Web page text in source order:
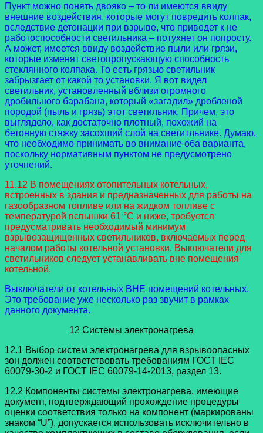
Пункт можно понять двояко – то ли имеются ввиду
внешние воздействия, которые могут повредить колпак,
вследствие детонации при взрыве, что приведет к не
работоспособности светильника – потухнет он попросту.
А может, имеется ввиду воздействие пыли или грязи,
которые изменят светопропускающую способность
стеклянного колпака. То есть грязью светильник
забрызгает от какой то установки. Я вот видел
светильник, установленный вблизи огромного
дробильного барабана, который «загадил» дробленой
породой (пыль и грязь) этот светильник. Причем, это
выглядело, как достаточно плотный, похожий на
бетонную стяжку засохший слой на светитльнике. Думаю,
что необходимо принимать во внимание оба варианта,
поскольку нормативным пунктом не предусмотрено
уточнений.
11.12 В помещениях отопительных котельных,
встроенных в здания и предназначенных для работы на
газообразном топливе или на жидком топливе с
температурой вспышки 61 °C и ниже, требуется
предусматривать необходимый минимум
взрывозащищенных светильников, включаемых перед
началом работы котельной установки. Выключатели для
светильников следует устанавливать вне помещения
котельной.
Выключатели от котельных ВНЕ помещений котельных.
Это требование уже несколько раз звучит в рамках
данного документа.
12 Системы электронагрева
12.1 Выбор систем электронагрева для взрывоопасных
зон должен соответствовать требованиям ГОСТ IEC
60079-30-2 и ГОСТ IEC 60079-14-2013, раздел 13.
12.2 Компоненты системы электронагрева, имеющие
документ, подтверждающий прохождение процедуры
оценки соответствия только на компонент (маркированы
знаком “U”), допускается использовать исключительно в